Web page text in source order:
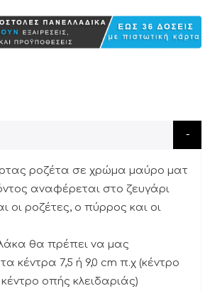
ροζέτα σε χρώμα μαύρο ματ
αναφέρεται στο ζευγάρι
οι ροζέτες, ο πύρρος και οι
θα πρέπει να μας
κέντρα 7,5 ή 9,0 cm π.χ (κέντρο
οπής κλειδαριάς)